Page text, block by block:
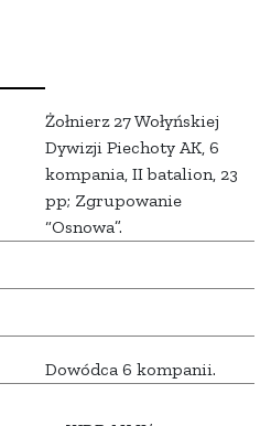
Żołnierz 27 Wołyńskiej
Dywizji Piechoty AK, 6
kompania, II batalion, 23
pp; Zgrupowanie
“Osnowa”.
Dowódca 6 kompanii.